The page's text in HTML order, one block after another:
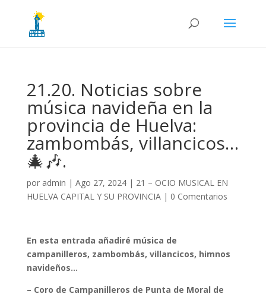
21.20. Noticias sobre
música navideña en la
provincia de Huelva:
zambombás, villancicos…
🎄🎶.
por admin | Ago 27, 2024| 21 – OCIO MUSICAL EN
HUELVA CAPITAL Y SU PROVINCIA| 0 Comentarios
En esta entrada añadiré música de
campanilleros, zambombás, villancicos, himnos
navideños…
– Coro de Campanilleros de Punta de Moral de